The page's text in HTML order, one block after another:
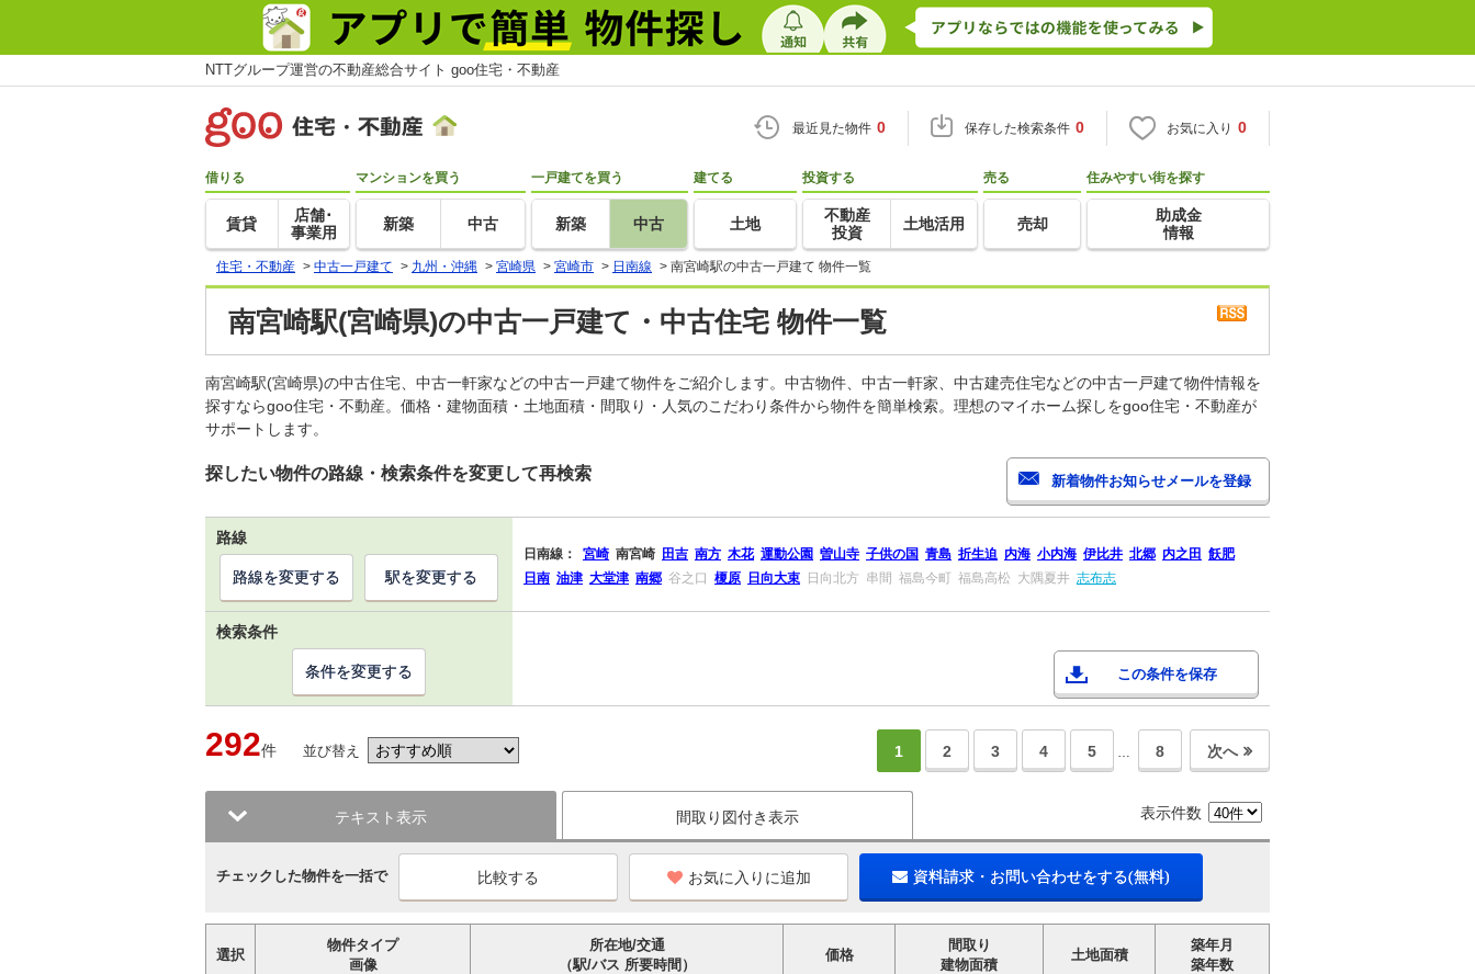
NTTグループ運営の不動産総合サイト goo住宅・不動産
最近見た物件 0 保存した検索条件 0 お気に入り 0
借りる
賃貸
店舗･
事業用
マンションを買う
新築 中古
一戸建てを買う
新築 中古
建てる
土地
投資する
不動産
投資
土地活用
売る
売却
住みやすい街を探す
助成金
情報
住宅・不動産 > 中古一戸建て > 九州・沖縄 > 宮崎県 > 宮崎市 > 日南線 > 南宮崎駅の中古一戸建て 物件一覧
南宮崎駅(宮崎県)の中古一戸建て・中古住宅 物件一覧
南宮崎駅(宮崎県)の中古住宅、中古一軒家などの中古一戸建て物件をご紹介します。中古物件、中古一軒家、中古建売住宅などの中古一戸建て物件情報を
探すならgoo住宅・不動産。価格・建物面積・土地面積・間取り・人気のこだわり条件から物件を簡単検索。理想のマイホーム探しをgoo住宅・不動産が
サポートします。
探したい物件の路線・検索条件を変更して再検索
路線
日南線： 宮崎 南宮崎 田吉 南方 木花 運動公園 曽山寺 子供の国 青島 折生迫 内海 小内海 伊比井 北郷 内之田 飫肥
日南 油津 大堂津 南郷 谷之口 榎原 日向大束 日向北方 串間 福島今町 福島高松 大隅夏井 志布志
路線を変更する 駅を変更する
検索条件
この条件を保存
条件を変更する
292件 並び替え 1 2 3 4 5 … 8 次へ
テキスト表示 間取り図付き表示 表示件数
チェックした物件を一括で お気に入りに追加 資料請求・お問い合わせをする(無料)
選択
物件タイプ
画像
所在地/交通
（駅/バス 所要時間）
価格
間取り
建物面積
土地面積
築年月
築年数